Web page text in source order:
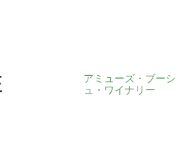
アミューズ・ブーシ
ュ・ワイナリー